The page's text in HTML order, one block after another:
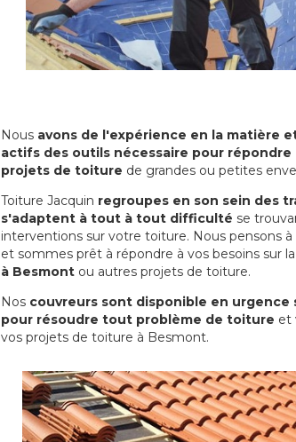
Nous avons de l'expérience en la matière
actifs des outils nécessaire pour
projets de toiture de grandes ou petites
Toiture Jacquin regroupes en son sein des
s'adaptent à tout à tout difficulté se
interventions sur votre toiture. Nous pensons
et sommes prêt à répondre à vos besoins sur la
à Besmont ou autres projets de toiture.
Nos couvreurs sont disponible en urgence
pour résoudre tout problème de toiture et
vos projets de toiture à Besmont.